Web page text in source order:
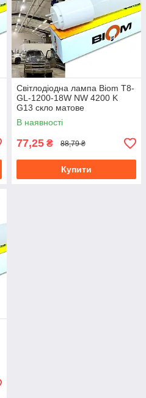
Світлодіодна лампа Biom T8-
GL-1200-18W NW 4200 K
G13 скло матове
В наявності
77,25 ₴ 88,79 ₴
Купити